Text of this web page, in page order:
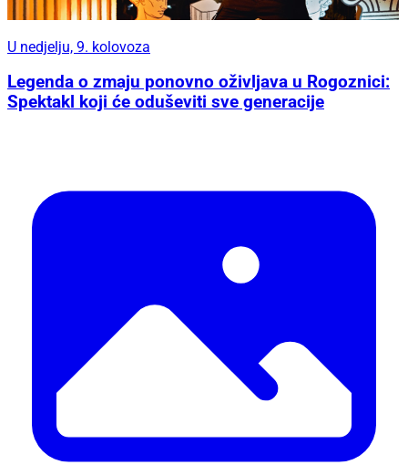
U nedjelju, 9. kolovoza
Legenda o zmaju ponovno oživljava u Rogoznici:
Spektakl koji će oduševiti sve generacije